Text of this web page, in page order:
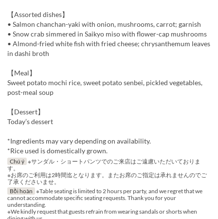
【Assorted dishes】
• Salmon chanchan-yaki with onion, mushrooms, carrot; garnish
• Snow crab simmered in Saikyo miso with flower-cap mushrooms
• Almond-fried white fish with fried cheese; chrysanthemum leaves
in dashi broth
【Meal】
Sweet potato mochi rice, sweet potato senbei, pickled vegetables,
post-meal soup
【Dessert】
Today’s dessert
*Ingredients may vary depending on availability.
*Rice used is domestically grown.
Chú ý ※サンダル・ショートパンツでのご来店はご遠慮いただいておりま
す。
※お席のご利用は2時間迄となります。またお席のご指定は承れませんのでご
了承くださいませ。
Bồi hoàn ※Table seating is limited to 2 hours per party, and we regret that we
cannot accommodate specific seating requests. Thank you for your
understanding.
※We kindly request that guests refrain from wearing sandals or shorts when